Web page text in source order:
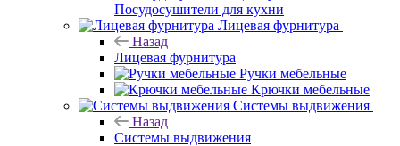
Посудосушители для кухни
Лицевая фурнитура
Назад
Лицевая фурнитура
Ручки мебельные
Крючки мебельные
Системы выдвижения
Назад
Системы выдвижения